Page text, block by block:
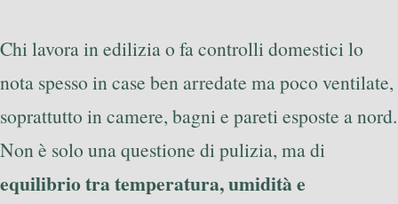
Chi lavora in edilizia o fa controlli domestici lo
nota spesso in case ben arredate ma poco ventilate,
soprattutto in camere, bagni e pareti esposte a nord.
Non è solo una questione di pulizia, ma di
equilibrio tra temperatura, umidità e